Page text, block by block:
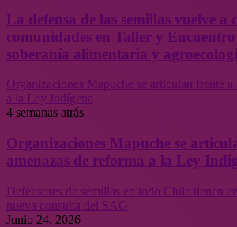
La defensa de las semillas vuelve a
comunidades en Taller y
soberanía alimentaria y
Organizaciones Mapuche se articulan frente a
a la Ley Indígena
4 semanas atrás
Organizaciones Mapuche se
amenazas de reforma a la Ley
Defensores de semillas en todo Chile tienen
nueva consulta del SAG
Junio 24, 2026